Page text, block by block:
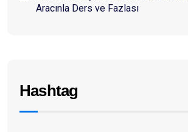
Aracınla Ders ve Fazlası
Hashtag